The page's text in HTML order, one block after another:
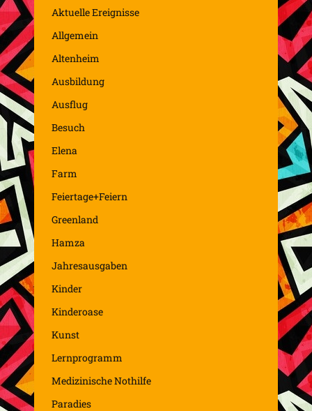
Aktuelle Ereignisse
Allgemein
Altenheim
Ausbildung
Ausflug
Besuch
Elena
Farm
Feiertage+Feiern
Greenland
Hamza
Jahresausgaben
Kinder
Kinderoase
Kunst
Lernprogramm
Medizinische Nothilfe
Paradies